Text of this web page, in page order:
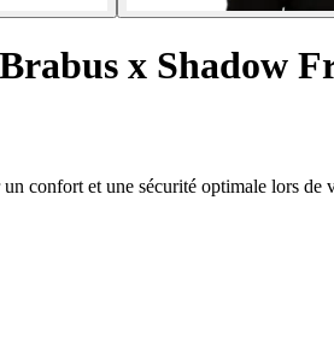
x Shadow
confort et une sécurité optimale lors de